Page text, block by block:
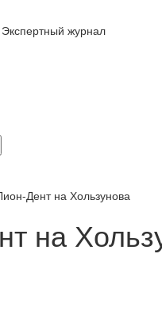
Экспертный журнал
Дент на Хользунова
на